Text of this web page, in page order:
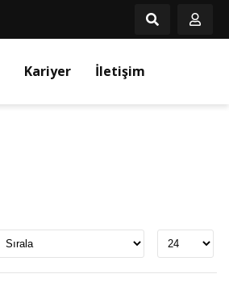
Kariyer İletişim